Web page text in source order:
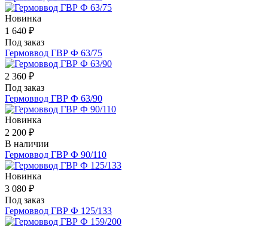
Новинка
1 640 ₽
Под заказ
Гермоввод ГВР Ф 63/75
2 360 ₽
Под заказ
Гермоввод ГВР Ф 63/90
Новинка
2 200 ₽
В наличии
Гермоввод ГВР Ф 90/110
Новинка
3 080 ₽
Под заказ
Гермоввод ГВР Ф 125/133